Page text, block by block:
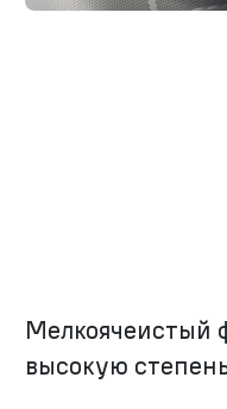
Мелкоячеистый
высокую